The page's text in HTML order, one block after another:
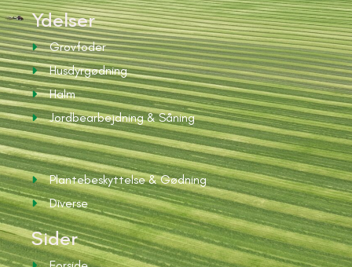
Ydelser
Grovfoder
Husdyrgødning
Halm
Jordbearbejdning & Såning
Ydelser
Plantebeskyttelse & Gødning
Diverse
Sider